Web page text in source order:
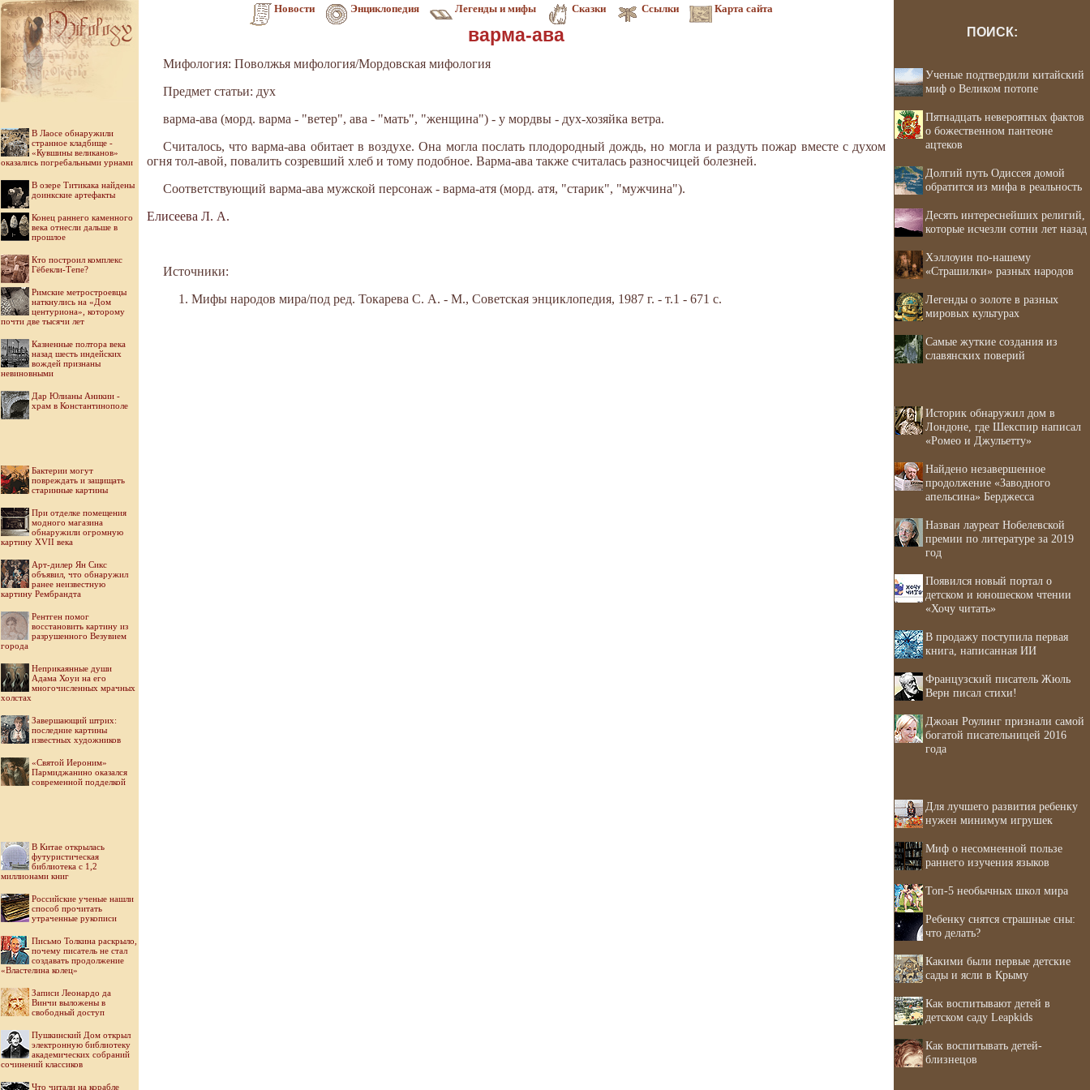
Новости Энциклопедия Легенды и мифы Сказки Ссылки Карта сайта
В Лаосе обнаружили
странное кладбище -
«Кувшины великанов»
оказались погребальными урнами
В озере Титикака найдены
доинкские артефакты
Конец раннего каменного
века отнесли дальше в
прошлое
Кто построил комплекс
Гёбекли-Тепе?
Римские метростроевцы
наткнулись на «Дом
центуриона», которому
почти две тысячи лет
Казненные полтора века
назад шесть индейских
вождей признаны
невиновными
Дар Юлианы Аникии -
храм в Константинополе
Бактерии могут
повреждать и защищать
старинные картины
При отделке помещения
модного магазина
обнаружили огромную
картину XVII века
Арт-дилер Ян Сикс
объявил, что обнаружил
ранее неизвестную
картину Рембрандта
Рентген помог
восстановить картину из
разрушенного Везувием
города
Неприкаянные души
Адама Хоуи на его
многочисленных мрачных
холстах
Завершающий штрих:
последние картины
известных художников
«Святой Иероним»
Пармиджанино оказался
современной подделкой
В Китае открылась
футуристическая
библиотека с 1,2
миллионами книг
Российские ученые нашли
способ прочитать
утраченные рукописи
Письмо Толкина раскрыло,
почему писатель не стал
создавать продолжение
«Властелина колец»
Записи Леонардо да
Винчи выложены в
свободный доступ
Пушкинский Дом открыл
электронную библиотеку
академических собраний
сочинений классиков
Что читали на корабле
варма-ава
Мифология: Поволжья мифология/Мордовская мифология
Предмет статьи: дух
варма-ава (морд. варма - "ветер", ава - "мать", "женщина") - у мордвы - дух-хозяйка ветра.
Считалось, что варма-ава обитает в воздухе. Она могла послать плодородный дождь, но могла и раздуть пожар вместе с духом
огня тол-авой, повалить созревший хлеб и тому подобное. Варма-ава также считалась разносчицей болезней.
Соответствующий варма-ава мужской персонаж - варма-атя (морд. атя, "старик", "мужчина").
Елисеева Л. А.
Источники:
Мифы народов мира/под ред. Токарева С. А. - М., Советская энциклопедия, 1987 г. - т.1 - 671 с.
ПОИСК:
Ученые подтвердили китайский
миф о Великом потопе
Пятнадцать невероятных фактов
о божественном пантеоне
ацтеков
Долгий путь Одиссея домой
обратится из мифа в реальность
Десять интереснейших религий,
которые исчезли сотни лет назад
Хэллоуин по-нашему
«Страшилки» разных народов
Легенды о золоте в разных
мировых культурах
Самые жуткие создания из
славянских поверий
Историк обнаружил дом в
Лондоне, где Шекспир написал
«Ромео и Джульетту»
Найдено незавершенное
продолжение «Заводного
апельсина» Берджесса
Назван лауреат Нобелевской
премии по литературе за 2019
год
Появился новый портал о
детском и юношеском чтении
«Хочу читать»
В продажу поступила первая
книга, написанная ИИ
Французский писатель Жюль
Верн писал стихи!
Джоан Роулинг признали самой
богатой писательницей 2016
года
Для лучшего развития ребенку
нужен минимум игрушек
Миф о несомненной пользе
раннего изучения языков
Топ-5 необычных школ мира
Ребенку снятся страшные сны:
что делать?
Какими были первые детские
сады и ясли в Крыму
Как воспитывают детей в
детском саду Leapkids
Как воспитывать детей-
близнецов